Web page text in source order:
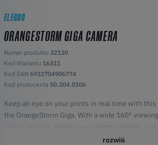
ELEGOO
ORANGESTORM GIGA CAMERA
Numer produktu 32130
Kod Wariantu 16311
Kod EAN 6932704906774
Kod producenta 50.204.0106
Keep an eye on your prints in real time with this
the OrangeStorm Giga. With a wide 160°
vision, you can monitor your prints anytime,
and more reliable printing process. Simple to
rozwiń